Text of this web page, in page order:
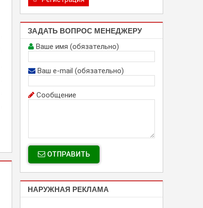
ЗАДАТЬ ВОПРОС МЕНЕДЖЕРУ
Ваше имя (обязательно)
Ваш e-mail (обязательно)
Сообщение
ОТПРАВИТЬ
НАРУЖНАЯ РЕКЛАМА